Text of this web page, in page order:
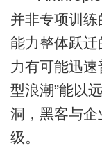
并非专项训
能力整体跃
力有可能迅速
型浪潮”能以
洞，黑客与
级。